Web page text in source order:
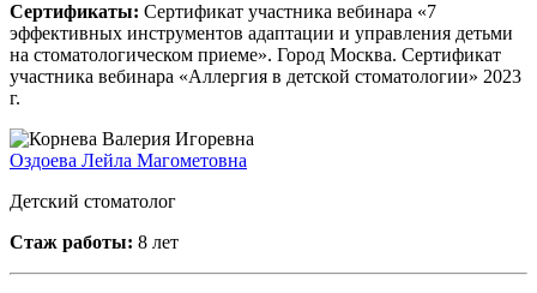
Сертификаты: Сертификат участника вебинара «7
эффективных инструментов адаптации и управления детьми
на стоматологическом приеме». Город Москва. Сертификат
участника вебинара «Аллергия в детской стоматологии» 2023
г.
Оздоева Лейла Магометовна
Детский стоматолог
Стаж работы: 8 лет